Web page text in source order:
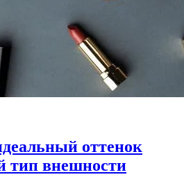
оттенок
тип внешности